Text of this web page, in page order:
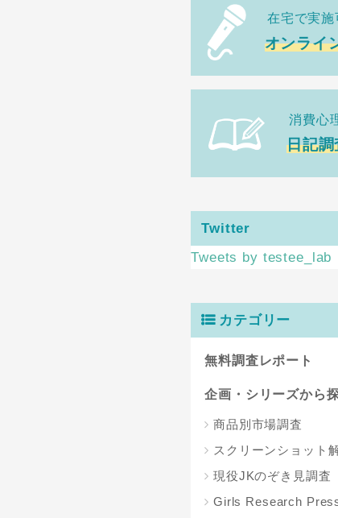
在宅で実施
オンライ
消費心
日記
Twitter
Tweets by testee_lab
カテゴリー
無料調査レポート
企画・シリーズから
商品別市場調査
スクリーンショット
現役JKのぞき見調査
Girls Research